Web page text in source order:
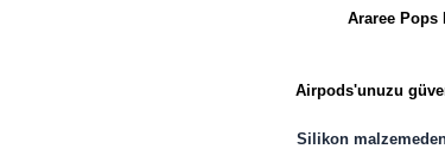
Araree Pops
Airpods'unuzu
Silikon